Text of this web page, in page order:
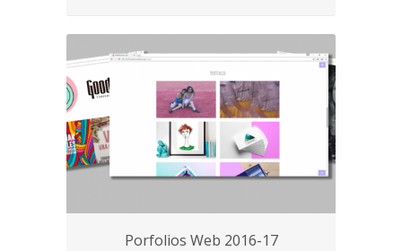
Porfolios Web 2016-17